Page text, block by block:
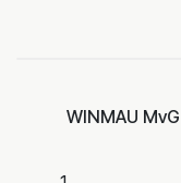
WINMAU